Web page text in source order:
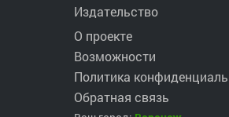
Издательство
О проекте
Возможности
Политика
Обратная связь